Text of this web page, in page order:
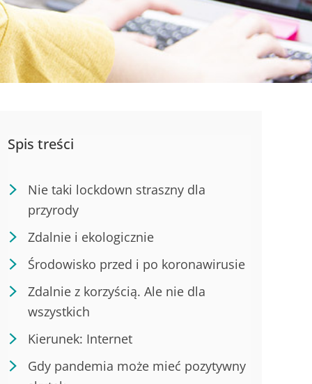
Spis treści
Nie taki lockdown straszny dla
przyrody
Zdalnie i ekologicznie
Środowisko przed i po koronawirusie
Zdalnie z korzyścią. Ale nie dla
wszystkich
Kierunek: Internet
Gdy pandemia może mieć pozytywny